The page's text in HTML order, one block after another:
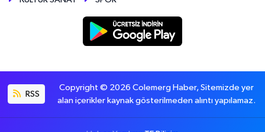
RSS
Copyright © 2026 Colemerg Haber, Sitemizde yer
alan içerikler kaynak gösterilmeden alıntı yapılamaz.